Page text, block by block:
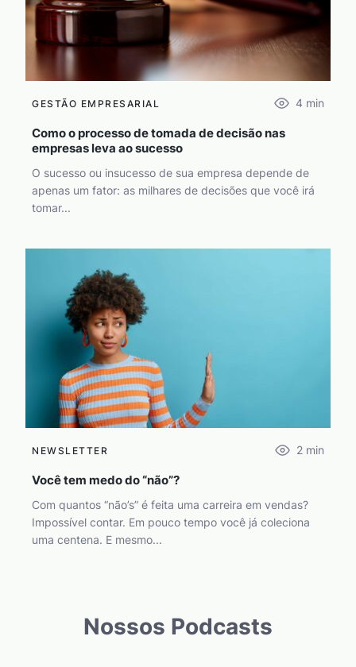
GESTÃO EMPRESARIAL 4 min
Como o processo de tomada de decisão nas
empresas leva ao sucesso
O sucesso ou insucesso de sua empresa depende de
apenas um fator: as milhares de decisões que você irá
tomar...
NEWSLETTER 2 min
Você tem medo do “não”?
Com quantos “não’s” é feita uma carreira em vendas?
Impossível contar. Em pouco tempo você já coleciona
uma centena. E mesmo...
Nossos Podcasts